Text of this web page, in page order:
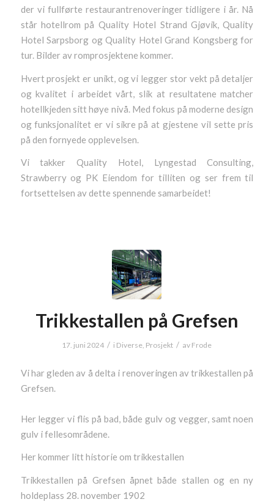
der vi fullførte restaurantrenoveringer tidligere i år. Nå
står hotellrom på Quality Hotel Strand Gjøvik, Quality
Hotel Sarpsborg og Quality Hotel Grand Kongsberg for
tur. Bilder av romprosjektene kommer.
Hvert prosjekt er unikt, og vi legger stor vekt på detaljer
og kvalitet i arbeidet vårt, slik at resultatene matcher
hotellkjeden sitt høye nivå. Med fokus på moderne design
og funksjonalitet er vi sikre på at gjestene vil sette pris
på den fornyede opplevelsen.
Vi takker Quality Hotel, Lyngestad Consulting,
Strawberry og PK Eiendom for tilliten og ser frem til
fortsettelsen av dette spennende samarbeidet!
Trikkestallen på Grefsen
17. juni 2024 / i Diverse Prosjekt / av Frode
Vi har gleden av å delta i renoveringen av trikkestallen på
Grefsen.
Her legger vi flis på bad, både gulv og vegger, samt noen
gulv i fellesområdene.
Her kommer litt historie om trikkestallen
Trikkestallen på Grefsen åpnet både stallen og en ny
holdeplass 28. november 1902